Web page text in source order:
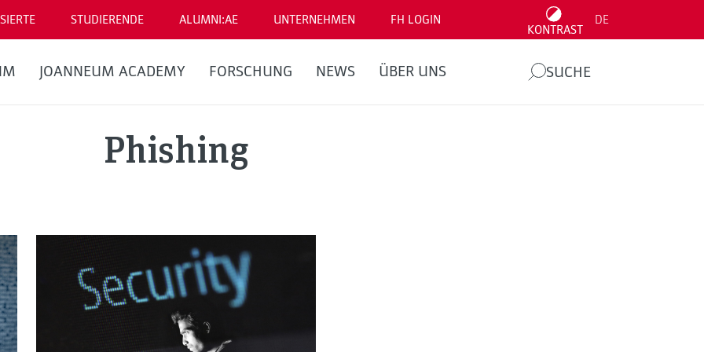
STUDIERENDE ALUMNI:AE UNTERNEHMEN FH LOGIN
KONTRAST
DE
JOANNEUM ACADEMY FORSCHUNG NEWS ÜBER UNS SUCHE
Phishing